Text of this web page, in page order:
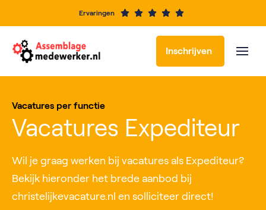
Ervaringen
Inschrijven
Vacatures per functie
Vacatures Expediteur
Wil je graag werken bij vacatures als Expediteur?
Bekijk hieronder het brede aanbod bij
christelijkevacature.nl en solliciteer direct!